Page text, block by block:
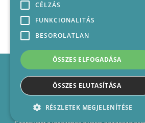
Impresszum
Médiajánlat
Felhasználási feltételek
Kapcsolat
CÉLZÁS
FUNKCIONALITÁS
BESOROLATLAN
ÖSSZES ELFOGADÁSA
ÖSSZES ELUTASÍTÁSA
RÉSZLETEK MEGJELENÍTÉSE